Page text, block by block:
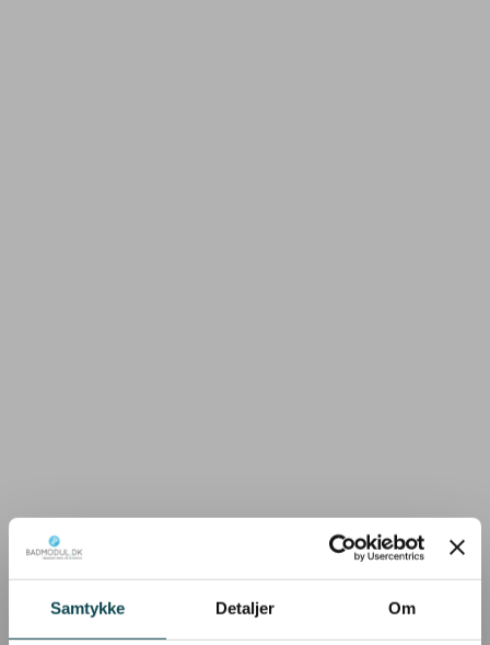
Samtykke Detaljer Om